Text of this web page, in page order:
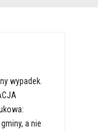
wypadek.
a nie